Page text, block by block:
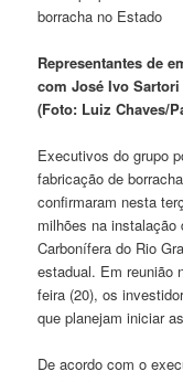
Representantes de
com José Ivo
(Foto: Luiz Chaves/
Executivos do grupo
fabricação de
confirmaram nesta
milhões na instalação
Carbonífera do Rio
estadual. Em reunião
feira (20), os
que planejam iniciar
De acordo com o